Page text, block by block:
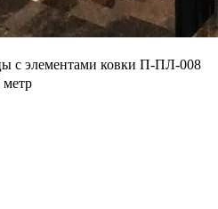
с элементами ковки П-ПЛ-008